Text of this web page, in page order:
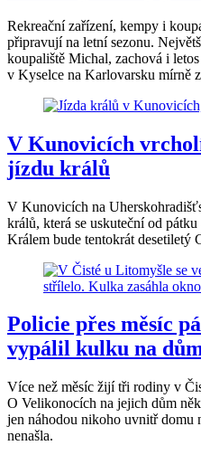
Rekreační zařízení, kempy i
připravují na letní sezonu.
koupaliště Michal, zachová i
v Kyselce na Karlovarsku mírně
V Kunovicích
jízdu králů
V Kunovicích na
králů, která se uskuteční od
Králem bude tentokrát desetiletý
Policie přes měsíc
vypálil kulku na
Více než měsíc žijí tři rodiny v
O Velikonocích na jejich dům
jen náhodou nikoho uvnitř domu
nenašla.